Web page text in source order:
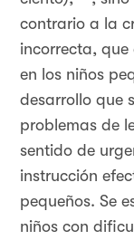
contrario a la
incorrecta, que
en los niños
desarrollo que
problemas de
sentido de
instrucción
pequeños. Se
niños con